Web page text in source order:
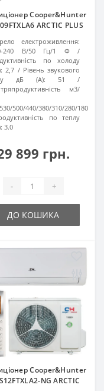
Cooper&Hunter
ARCTIC PLUS
електроживлення:
240 В/50 Гц/1 Ф
по холоду
2,7
Рівень звукового
дБ (A):
51
м3/
500/440/380/310/280/180
по теплу
3.0
899 грн.
- +
ДО КОШИКА
Cooper&Hunter
NG ARCTIC